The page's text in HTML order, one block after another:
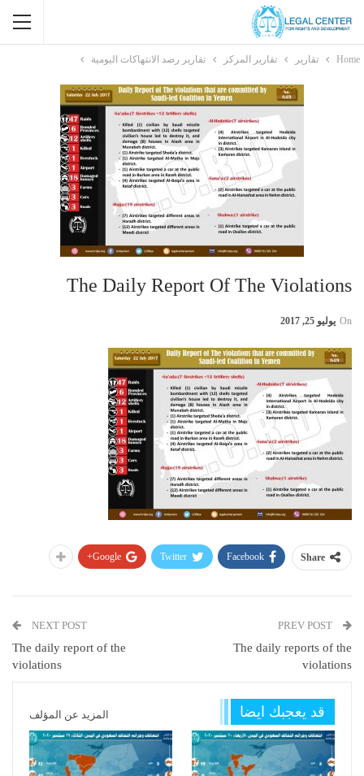
Home تقارير تقارير المركز تقارير رصد الانتهاكات اليومية
The Daily Report Of The Violations
On يوليو 25, 2017
Share
Facebook
Twitter
Google+
The daily reports of the
violations
NEXT POST
The daily report of the
violations
قد يعجبك ايضا المزيد عن المؤلف